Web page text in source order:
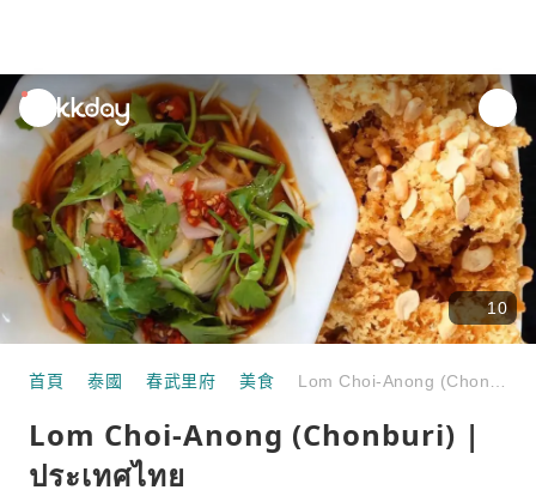
unread
notifications
10
首頁 泰國 春武里府 美食
Lom Choi-Anong (Chonburi) |
ประเทศไทย